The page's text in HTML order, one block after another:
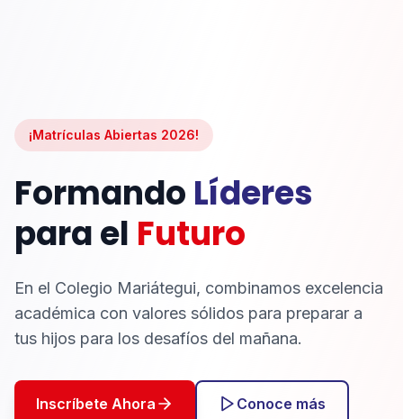
¡Matrículas Abiertas 2026!
Formando Líderes
para el Futuro
En el Colegio Mariátegui, combinamos excelencia
académica con valores sólidos para preparar a
tus hijos para los desafíos del mañana.
Inscríbete Ahora Conoce más